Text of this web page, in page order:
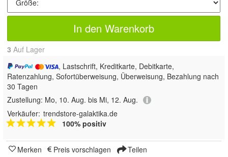
In den Warenkorb
3 Auf Lager
, Lastschrift, Kreditkarte, Debitkarte,
Ratenzahlung, Sofortüberweisung, Überweisung, Bezahlung nach
30 Tagen
Zustellung: Mo, 10. Aug. bis Mi, 12. Aug.
Verkäufer: trendstore-galaktika.de
100% positiv
Merken Preis vorschlagen Teilen